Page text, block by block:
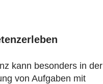
kann besonders in der
von Aufgaben mit